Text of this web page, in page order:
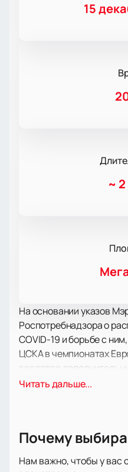
15
~
На основании указов
Роспотребнадзора о
COVID-19 и борьбе с
ЦСКА в чемпионатах
вводятся
правила посещения:
зрители с
возврата билетов)
Читать дальше...
Почему
Нам важно, чтобы у вас